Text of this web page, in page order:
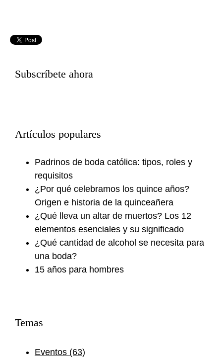
Subscríbete ahora
Artículos populares
Padrinos de boda católica: tipos, roles y
requisitos
¿Por qué celebramos los quince años?
Origen e historia de la quinceañera
¿Qué lleva un altar de muertos? Los 12
elementos esenciales y su significado
¿Qué cantidad de alcohol se necesita para
una boda?
15 años para hombres
Temas
Eventos (63)